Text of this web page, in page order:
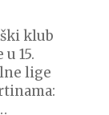
klub
15.
lige